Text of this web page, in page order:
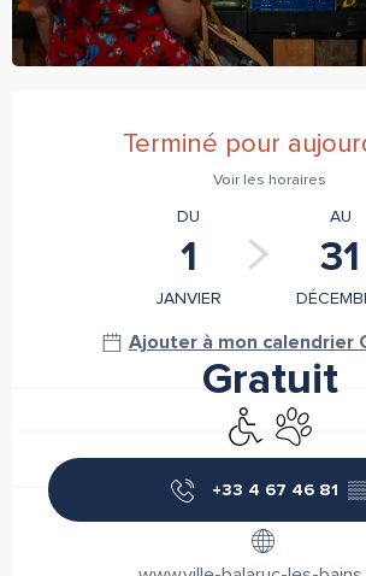
Ouverture etTerminé pour
Voir les horaires
DU
1
JANVIER
AU
31
Ajouter à mon calendrier
Gratuit
Accès handicapés
Animaux
+33 4 67 46 81